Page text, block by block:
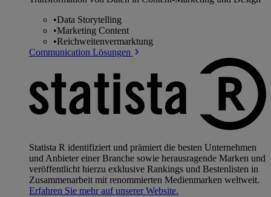
•Data Storytelling
•Marketing Content
•Reichweitenvermarktung
Communication Lösungen
Statista R identifiziert und prämiert die besten Unternehmen
und Anbieter einer Branche sowie herausragende Marken und
veröffentlicht hierzu exklusive Rankings und Bestenlisten in
Zusammenarbeit mit renommierten Medienmarken weltweit.
Erfahren Sie mehr auf unserer Website.